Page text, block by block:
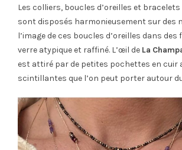
Les colliers, boucles d’oreilles et
sont disposés harmonieusement sur des
l’image de ces boucles d’oreilles dans des
verre atypique et raffiné. L’œil de La
est attiré par de petites pochettes en cuir
scintillantes que l’on peut porter autour